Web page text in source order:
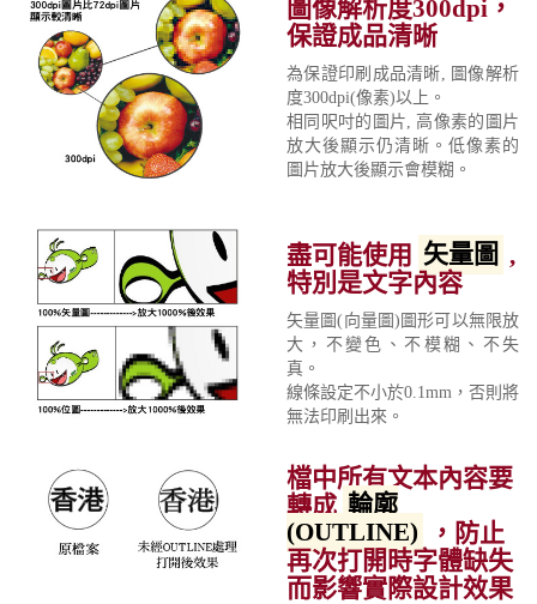
圖像解析度300dpi，
保證成品清晰
為保證印刷成品清晰, 圖像解析
度300dpi(像素)以上。
相同呎吋的圖片, 高像素的圖片
放大後顯示仍清晰。低像素的
圖片放大後顯示會模糊。
盡可能使用 矢量圖 ,
特別是文字內容
矢量圖(向量圖)圖形可以無限放
大，不變色、不模糊、不失
真。
線條設定不小於0.1mm，否則將
無法印刷出來。
檔中所有文本內容要
轉成 輪廓
(OUTLINE)
，防止
再次打開時字體缺失
而影響實際設計效果